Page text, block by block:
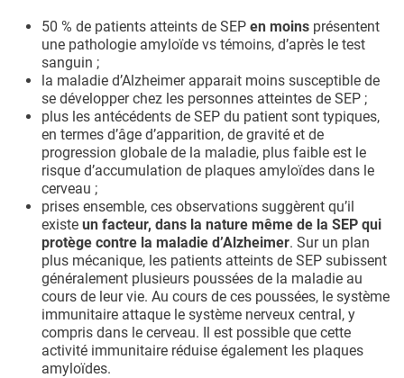
50 % de patients atteints de SEP en moins présentent
une pathologie amyloïde vs témoins, d’après le test
sanguin ;
la maladie d’Alzheimer apparait moins susceptible de
se développer chez les personnes atteintes de SEP ;
plus les antécédents de SEP du patient sont typiques,
en termes d’âge d’apparition, de gravité et de
progression globale de la maladie, plus faible est le
risque d’accumulation de plaques amyloïdes dans le
cerveau ;
prises ensemble, ces observations suggèrent qu’il
existe un facteur, dans la nature même de la SEP qui
protège contre la maladie d’Alzheimer. Sur un plan
plus mécanique, les patients atteints de SEP subissent
généralement plusieurs poussées de la maladie au
cours de leur vie. Au cours de ces poussées, le système
immunitaire attaque le système nerveux central, y
compris dans le cerveau. Il est possible que cette
activité immunitaire réduise également les plaques
amyloïdes.